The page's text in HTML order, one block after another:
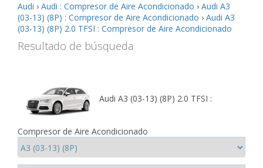
Audi › Audi : Compresor de Aire Acondicionado › Audi A3
(03-13) (8P) : Compresor de Aire Acondicionado › Audi A3
(03-13) (8P) 2.0 TFSI : Compresor de Aire Acondicionado
Resultado de búsqueda
Audi A3 (03-13) (8P) 2.0 TFSI :
Compresor de Aire Acondicionado